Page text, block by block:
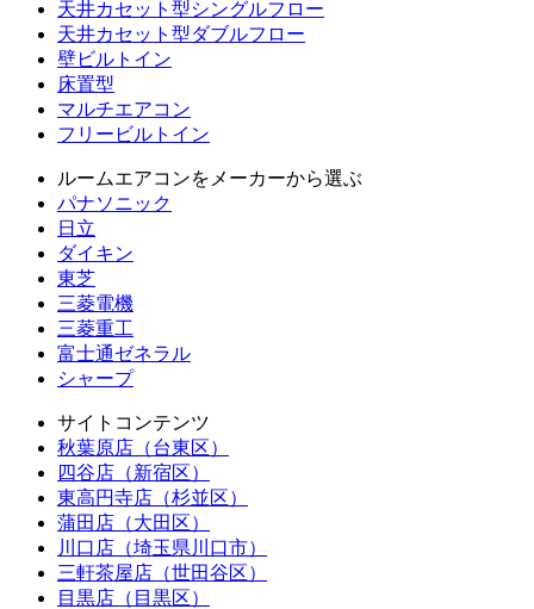
天井カセット型シングルフロー
天井カセット型ダブルフロー
壁ビルトイン
床置型
マルチエアコン
フリービルトイン
ルームエアコンをメーカーから選ぶ
パナソニック
日立
ダイキン
東芝
三菱電機
三菱重工
富士通ゼネラル
シャープ
サイトコンテンツ
秋葉原店（台東区）
四谷店（新宿区）
東高円寺店（杉並区）
蒲田店（大田区）
川口店（埼玉県川口市）
三軒茶屋店（世田谷区）
目黒店（目黒区）